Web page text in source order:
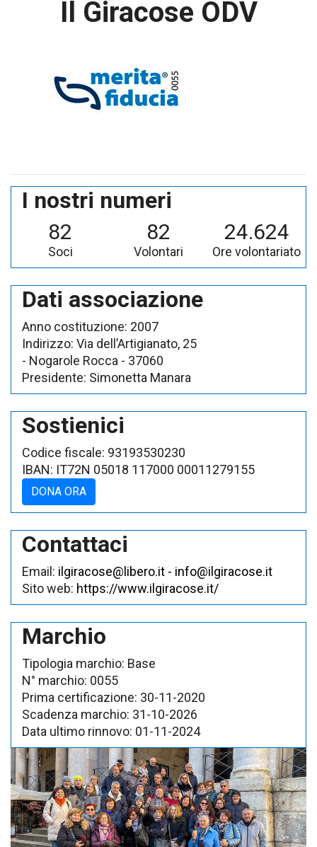
Il Giracose ODV
I nostri numeri
82
Soci
82
Volontari
24.624
Ore volontariato
Dati associazione
Anno costituzione: 2007
Indirizzo: Via dell’Artigianato, 25
- Nogarole Rocca - 37060
Presidente: Simonetta Manara
Sostienici
Codice fiscale: 93193530230
IBAN: IT72N 05018 117000 00011279155
DONA ORA
Contattaci
Email: ilgiracose@libero.it - info@ilgiracose.it
Sito web: https://www.ilgiracose.it/
Marchio
Tipologia marchio: Base
N° marchio: 0055
Prima certificazione: 30-11-2020
Scadenza marchio: 31-10-2026
Data ultimo rinnovo: 01-11-2024